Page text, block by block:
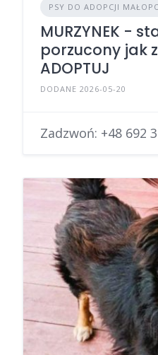
PSY DO ADOPCJI
MURZYNEK -
porzucony jak
ADOPTUJ
DODANE 2026-05-20
Zadzwoń: +48 692